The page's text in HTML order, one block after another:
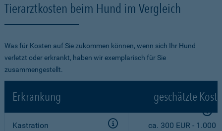
Tierarztkosten beim Hund im Vergleich
Was für Kosten auf Sie zukommen können, wenn sich Ihr Hund
verletzt oder erkrankt, haben wir exemplarisch für Sie
zusammengestellt.
Erkrankung geschätzte
Kastration ca. 300 EUR - 1.000